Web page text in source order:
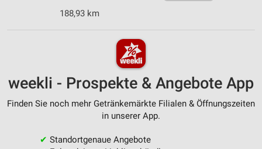
188,93 km
weekli - Prospekte & Angebote App
Finden Sie noch mehr Getränkemärkte Filialen & Öffnungszeiten
in unserer App.
✔ Standortgenaue Angebote